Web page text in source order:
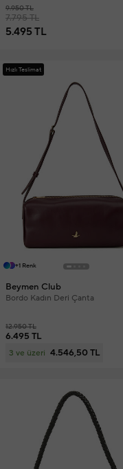
9.950 TL
7.795 TL
5.495 TL
Hızlı Teslimat
+1 Renk
Beymen Club
Bordo Kadın Deri Çanta
12.950 TL
6.495 TL
3 ve üzeri 4.546,50 TL